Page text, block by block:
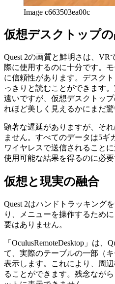
עברית
हिन्दी
magyar
magyar
italiano
日本語
日本語
한국어
한국어
русский
türkçe
türkçe
yiddish
yiddish
Suggestions